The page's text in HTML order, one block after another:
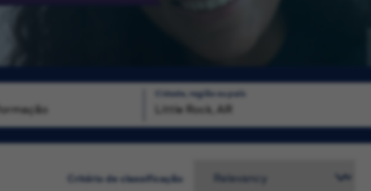
Cidade, região ou país
Busca
Critério de classificação